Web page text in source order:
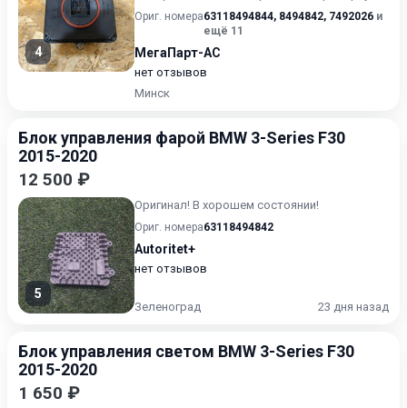
4
установку. Склад находит...
Ориг. номера63118494844, 8494842, 7492026 и
ещё 11
МегаПарт-АС
нет отзывов
Минск
Блок управления фарой BMW 3-Series F30
2015-2020
12 500 ₽
5
Оригинал! В хорошем состоянии!
Ориг. номера63118494842
Autoritet+
нет отзывов
Зеленоград 23 дня назад
Блок управления светом BMW 3-Series F30
2015-2020
1 650 ₽